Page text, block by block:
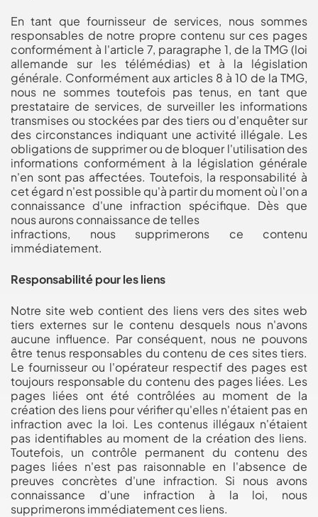
En tant que fournisseur de services, nous sommes
responsables de notre propre contenu sur ces pages
conformément à l'article 7, paragraphe 1, de la TMG (loi
allemande sur les télémédias) et à la législation
générale. Conformément aux articles 8 à 10 de la TMG,
nous ne sommes toutefois pas tenus, en tant que
prestataire de services, de surveiller les informations
transmises ou stockées par des tiers ou d'enquêter sur
des circonstances indiquant une activité illégale. Les
obligations de supprimer ou de bloquer l'utilisation des
informations conformément à la législation générale
n'en sont pas affectées. Toutefois, la responsabilité à
cet égard n'est possible qu'à partir du moment où l'on a
connaissance d'une infraction spécifique. Dès que
nous aurons connaissance de telles
infractions, nous supprimerons ce contenu
immédiatement.
Responsabilité pour les liens
Notre site web contient des liens vers des sites web
tiers externes sur le contenu desquels nous n'avons
aucune influence. Par conséquent, nous ne pouvons
être tenus responsables du contenu de ces sites tiers.
Le fournisseur ou l'opérateur respectif des pages est
toujours responsable du contenu des pages liées. Les
pages liées ont été contrôlées au moment de la
création des liens pour vérifier qu'elles n'étaient pas en
infraction avec la loi. Les contenus illégaux n'étaient
pas identifiables au moment de la création des liens.
Toutefois, un contrôle permanent du contenu des
pages liées n'est pas raisonnable en l'absence de
preuves concrètes d'une infraction. Si nous avons
connaissance d'une infraction à la loi, nous
supprimerons immédiatement ces liens.